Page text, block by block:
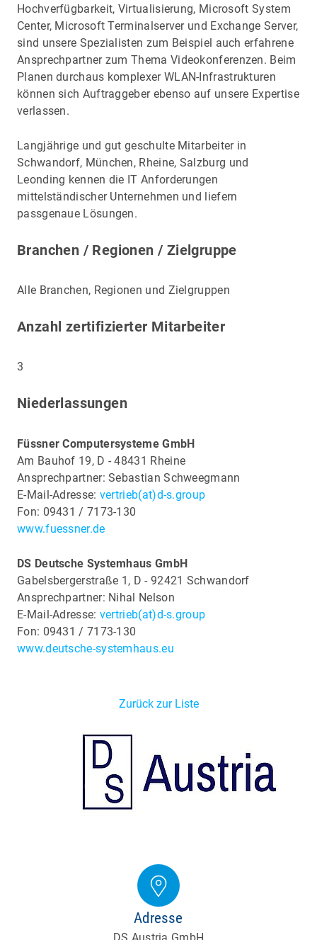
Hochverfügbarkeit, Virtualisierung, Microsoft System
Center, Microsoft Terminalserver und Exchange Server,
sind unsere Spezialisten zum Beispiel auch erfahrene
Ansprechpartner zum Thema Videokonferenzen. Beim
Planen durchaus komplexer WLAN-Infrastrukturen
können sich Auftraggeber ebenso auf unsere Expertise
verlassen.
Langjährige und gut geschulte Mitarbeiter in
Schwandorf, München, Rheine, Salzburg und
Leonding kennen die IT Anforderungen
mittelständischer Unternehmen und liefern
passgenaue Lösungen.
Branchen / Regionen / Zielgruppe
Alle Branchen, Regionen und Zielgruppen
Anzahl zertifizierter Mitarbeiter
3
Niederlassungen
Füssner Computersysteme GmbH
Am Bauhof 19, D - 48431 Rheine
Ansprechpartner: Sebastian Schweegmann
E-Mail-Adresse: vertrieb(at)d-s.group
Fon: 09431 / 7173-130
www.fuessner.de
DS Deutsche Systemhaus GmbH
Gabelsbergerstraße 1, D - 92421 Schwandorf
Ansprechpartner: Nihal Nelson
E-Mail-Adresse: vertrieb(at)d-s.group
Fon: 09431 / 7173-130
www.deutsche-systemhaus.eu
Zurück zur Liste
Adresse
DS Austria GmbH